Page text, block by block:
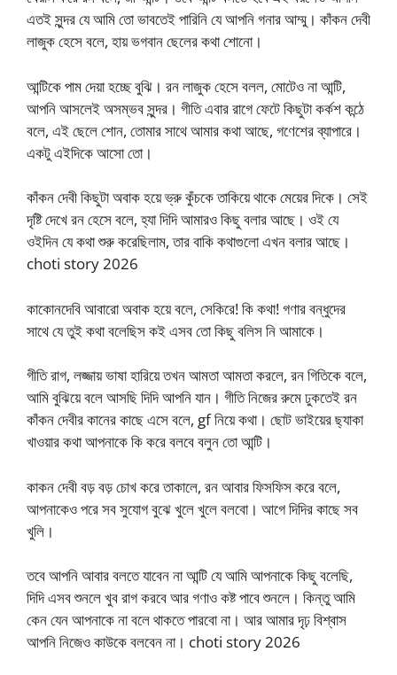
এতই সুন্দর যে আমি তো ভাবতেই পারিনি যে আপনি গনার আম্মু। কাঁকন দেবী
লাজুক হেসে বলে, হায় ভগবান ছেলের কথা শোনো।
আন্টিকে পাম দেয়া হচ্ছে বুঝি। রন লাজুক হেসে বলল, মোটেও না আন্টি,
আপনি আসলেই অসম্ভব সুন্দর। গীতি এবার রাগে ফেটে কিছুটা কর্কশ কন্ঠে
বলে, এই ছেলে শোন, তোমার সাথে আমার কথা আছে, গণেশের ব্যাপারে।
একটু এইদিকে আসো তো।
কাঁকন দেবী কিছুটা অবাক হয়ে ভ্রু কুঁচকে তাকিয়ে থাকে মেয়ের দিকে। সেই
দৃষ্টি দেখে রন হেসে বলে, হ্যা দিদি আমারও কিছু বলার আছে। ওই যে
ওইদিন যে কথা শুরু করেছিলাম, তার বাকি কথাগুলো এখন বলার আছে।
choti story 2026
কাকোনদেবি আবারো অবাক হয়ে বলে, সেকিরে! কি কথা! গণার বন্ধুদের
সাথে যে তুই কথা বলেছিস কই এসব তো কিছু বলিস নি আমাকে।
গীতি রাগ, লজ্জায় ভাষা হারিয়ে তখন আমতা আমতা করলে, রন গিতিকে বলে,
আমি বুঝিয়ে বলে আসছি দিদি আপনি যান। গীতি নিজের রুমে ঢুকতেই রন
কাঁকন দেবীর কানের কাছে এসে বলে, gf নিয়ে কথা। ছোট ভাইয়ের ছ্যাকা
খাওয়ার কথা আপনাকে কি করে বলবে বলুন তো আন্টি।
কাকন দেবী বড় বড় চোখ করে তাকালে, রন আবার ফিসফিস করে বলে,
আপনাকেও পরে সব সুযোগ বুঝে খুলে খুলে বলবো। আগে দিদির কাছে সব
খুলি।
তবে আপনি আবার বলতে যাবেন না আন্টি যে আমি আপনাকে কিছু বলেছি,
দিদি এসব শুনলে খুব রাগ করবে আর গণাও কষ্ট পাবে শুনলে। কিন্তু আমি
কেন যেন আপনাকে না বলে থাকতে পারবো না। আর আমার দৃঢ় বিশ্বাস
আপনি নিজেও কাউকে বলবেন না। choti story 2026